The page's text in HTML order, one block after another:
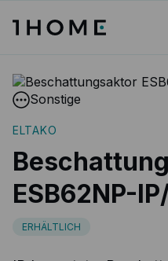
Sonstige
ELTAKO
ESB62NP-
ERHÄLTLICH